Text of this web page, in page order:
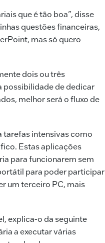
que é tão boa”, disse
questões financeiras,
mas só quero
dois ou três
possibilidade de dedicar
melhor será o fluxo de
tarefas intensivas como
Estas aplicações
para funcionarem sem
para poder participar
um terceiro PC, mais
explica-o da seguinte
a executar várias